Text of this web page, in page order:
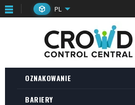
PL
OZNAKOWANIE
BARIERY